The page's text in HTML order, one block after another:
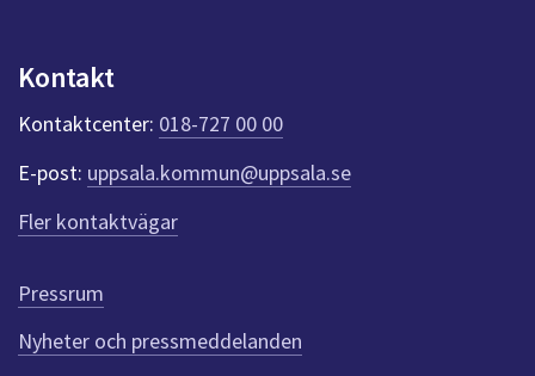
k
e
r
f
ö
r
e
n
n
a
Kontakt
Kontaktcenter: 018-727 00 00
E-post: uppsala.kommun@uppsala.se
Fler kontaktvägar
Pressrum
Nyheter och pressmeddelanden